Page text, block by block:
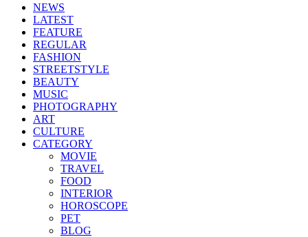
NEWS
LATEST
FEATURE
REGULAR
FASHION
STREETSTYLE
BEAUTY
MUSIC
PHOTOGRAPHY
ART
CULTURE
CATEGORY
MOVIE
TRAVEL
FOOD
INTERIOR
HOROSCOPE
PET
BLOG